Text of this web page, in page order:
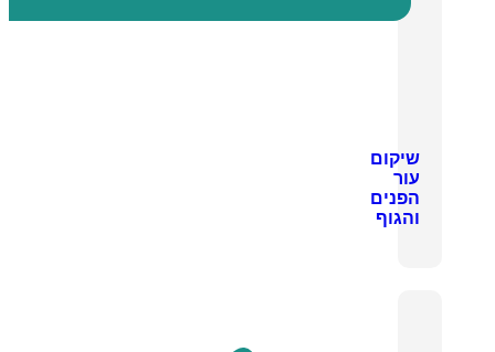
שיקום
עור
הפנים
והגוף